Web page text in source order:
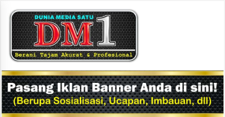
content
DM1